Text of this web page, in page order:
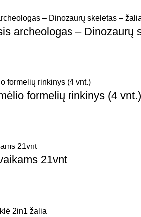
archeologas – Dinozaurų
formelių rinkinys (4 vnt.)
21vnt